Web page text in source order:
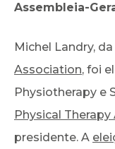
Assembleia-
Michel Landry, da
Association, foi
Physiotherapy e
Physical
presidente. A